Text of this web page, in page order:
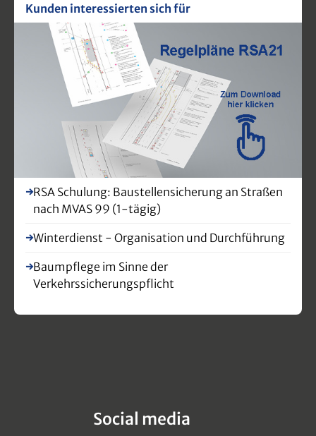
Kunden interessierten sich für
RSA Schulung: Baustellensicherung an Straßen
nach MVAS 99 (1-tägig)
Winterdienst - Organisation und Durchführung
Baumpflege im Sinne der
Verkehrssicherungspflicht
Social media